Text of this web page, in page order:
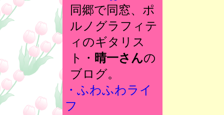
同郷で同窓、ポ
ルノグラフィテ
ィのギタリス
ト・ 晴一さんの
ブログ。
・ふわふわライ
フ